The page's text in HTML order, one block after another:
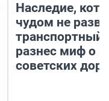
Наследие,
чудом не
транспортный
разнес миф о
советских